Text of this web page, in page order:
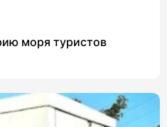
моря туристов